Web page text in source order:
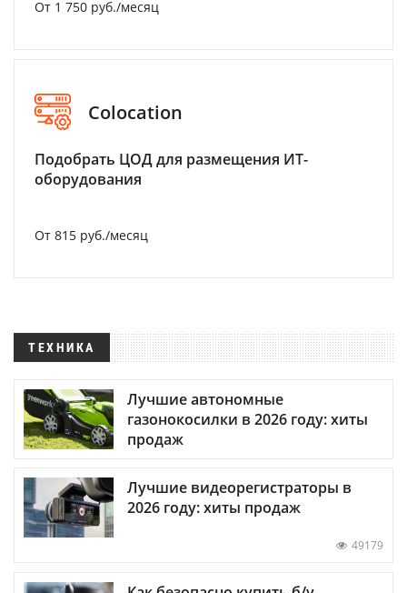
От 1 750 руб./месяц
Colocation
Подобрать ЦОД для размещения ИТ-
оборудования
От 815 руб./месяц
ТЕХНИКА
Лучшие автономные
газонокосилки в 2026 году: хиты
продаж
Лучшие видеорегистраторы в
2026 году: хиты продаж
49179